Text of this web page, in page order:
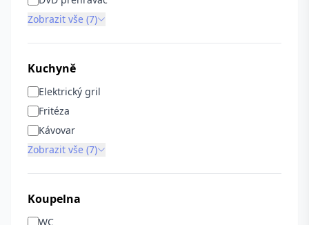
Zobrazit vše (7)
Kuchyně
Elektrický gril
Fritéza
Kávovar
Zobrazit vše (7)
Koupelna
WC